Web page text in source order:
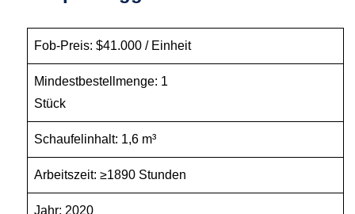
Fob-Preis: $41.000 / Einheit
Mindestbestellmenge: 1
Stück
Schaufelinhalt: 1,6 m³
Arbeitszeit: ≥1890 Stunden
Jahr: 2020